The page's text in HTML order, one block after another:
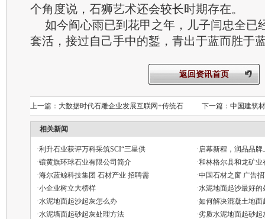
个角度说，石狮艺术还会较长时期存在。
如今阎心雨已到花甲之年，儿子闫忠全已
套活，接过自己手中的錾，青出于蓝而胜于
返回资讯首页
上一篇： 大数据时代石雕企业发展互联网+传统石 下一篇： 中国建筑
相关新闻
·利升石业获评万科采筑SCI“三星供 ·启幕新程，润品品
·镶黄旗环球石业有限公司简介 ·和林格尔县和龙矿业
·海尔蓝鲸科技集团 石材产业 招聘需 ·中国石材之窗 广告
·小企业树立大榜样 ·水泥地面起沙最好的
·水泥地面起沙起灰怎么办 ·如何解决混凝土地面
·水泥墙面起砂起灰处理方法 ·劣质水泥地面起砂起